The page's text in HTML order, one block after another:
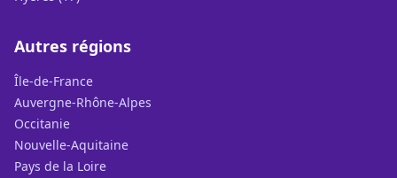
Autres régions
Île-de-France
Auvergne-Rhône-Alpes
Occitanie
Nouvelle-Aquitaine
Pays de la Loire